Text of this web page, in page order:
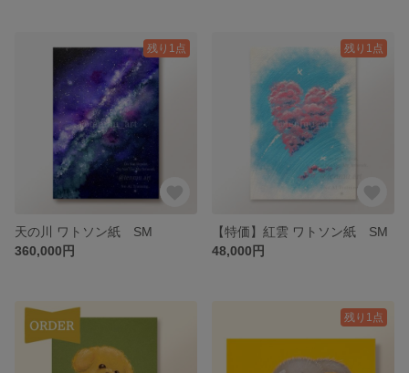
残り1点
天の川 ワトソン紙 SM
360,000円
残り1点
【特価】紅雲 ワトソン紙 SM
48,000円
残り1点